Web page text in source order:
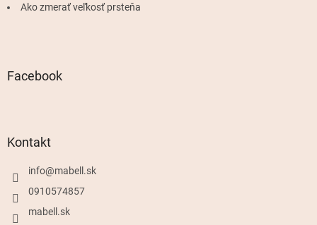
Ako zmerať veľkosť prsteňa
Facebook
Kontakt
info@mabell.sk
0910574857
mabell.sk